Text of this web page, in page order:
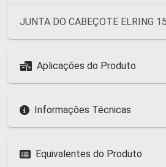
JUNTA DO CABEÇOTE ELRING
Aplicações do Produto
Informações Técnicas
Equivalentes do Produto